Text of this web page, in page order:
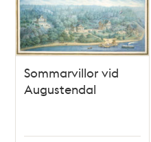
Sommarvillor vid
Augustendal